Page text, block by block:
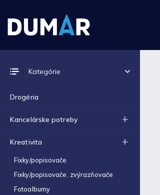
Kategórie
Drogéria
Kancelárske potreby
Kreativita
Fixky/popisovače
Fixky/popisovače, zvýrazňovače
Fotoalbumy
Výkres školský A4 (180g) -
1ks
€0,06
Výkres školský A3 (180g) -